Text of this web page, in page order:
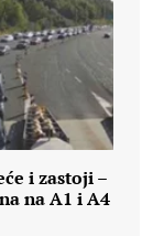
i zastoji –
na A1 i A4